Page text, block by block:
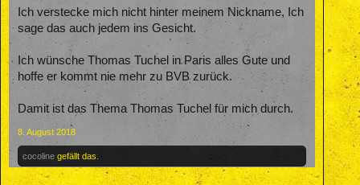
Ich verstecke mich nicht hinter meinem Nickname, Ich
sage das auch jedem ins Gesicht.
Ich wünsche Thomas Tuchel in Paris alles Gute und
hoffe er kommt nie mehr zu BVB zurück.
Damit ist das Thema Thomas Tuchel für mich durch.
8. August 2018
cocoline gefällt das.